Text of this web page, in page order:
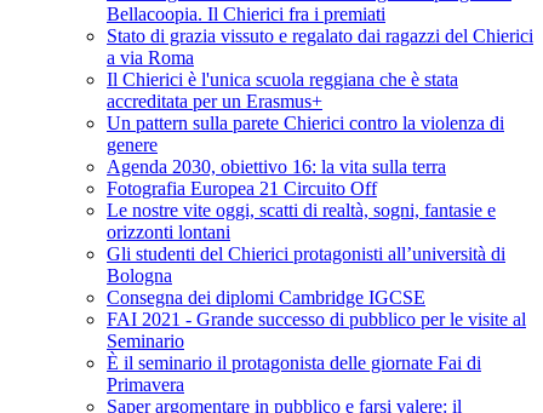
Bellacoopia. Il Chierici fra i premiati
Stato di grazia vissuto e regalato dai ragazzi del Chierici
a via Roma
Il Chierici è l'unica scuola reggiana che è stata
accreditata per un Erasmus+
Un pattern sulla parete Chierici contro la violenza di
genere
Agenda 2030, obiettivo 16: la vita sulla terra
Fotografia Europea 21 Circuito Off
Le nostre vite oggi, scatti di realtà, sogni, fantasie e
orizzonti lontani
Gli studenti del Chierici protagonisti all’università di
Bologna
Consegna dei diplomi Cambridge IGCSE
FAI 2021 - Grande successo di pubblico per le visite al
Seminario
È il seminario il protagonista delle giornate Fai di
Primavera
Saper argomentare in pubblico e farsi valere: il